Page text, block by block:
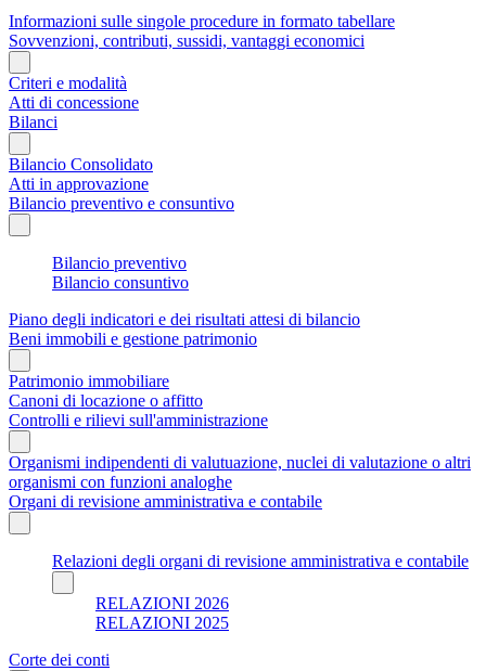
Informazioni sulle singole procedure in formato tabellare
Sovvenzioni, contributi, sussidi, vantaggi economici
Criteri e modalità
Atti di concessione
Bilanci
Bilancio Consolidato
Atti in approvazione
Bilancio preventivo e consuntivo
Bilancio preventivo
Bilancio consuntivo
Piano degli indicatori e dei risultati attesi di bilancio
Beni immobili e gestione patrimonio
Patrimonio immobiliare
Canoni di locazione o affitto
Controlli e rilievi sull'amministrazione
Organismi indipendenti di valutuazione, nuclei di valutazione o altri
organismi con funzioni analoghe
Organi di revisione amministrativa e contabile
Relazioni degli organi di revisione amministrativa e contabile
RELAZIONI 2026
RELAZIONI 2025
Corte dei conti